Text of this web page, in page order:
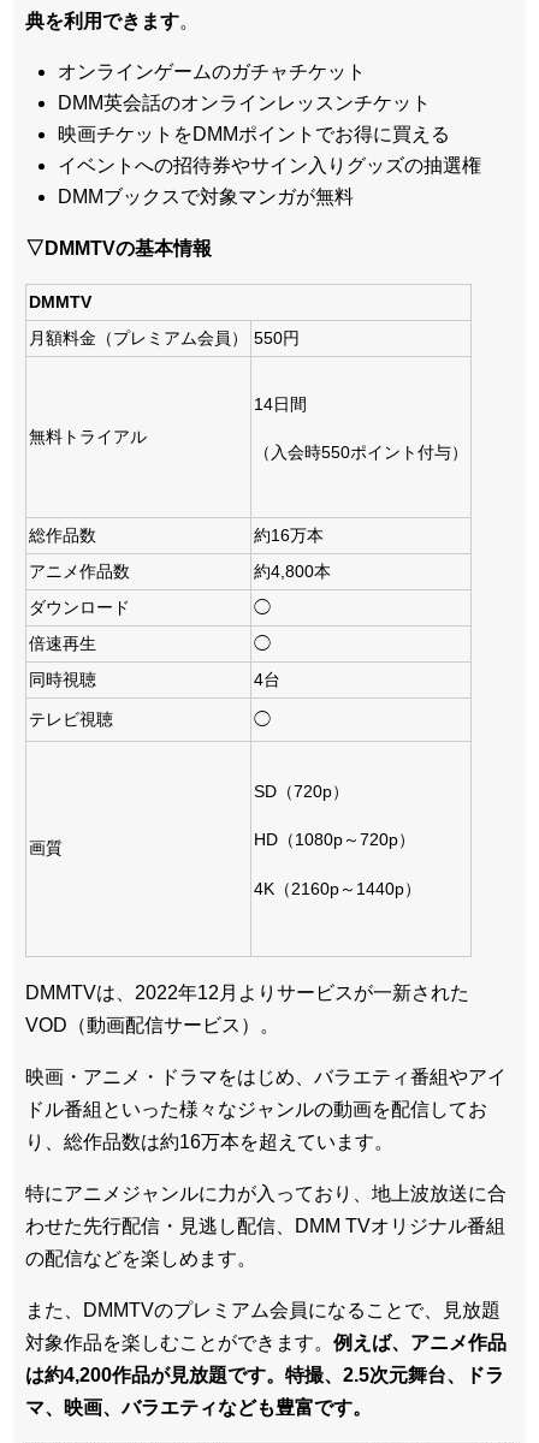
典を利用できます。
オンラインゲームのガチャチケット
DMM英会話のオンラインレッスンチケット
映画チケットをDMMポイントでお得に買える
イベントへの招待券やサイン入りグッズの抽選権
DMMブックスで対象マンガが無料
▽DMMTVの基本情報
DMMTV
月額料金（プレミアム会員）
550円
無料トライアル
14日間
（入会時550ポイント付与）
総作品数
約16万本
アニメ作品数
約4,800本
ダウンロード
◯
倍速再生
◯
同時視聴
4台
テレビ視聴 ◯
画質
SD（720p）
HD（1080p～720p）
4K（2160p～1440p）
DMMTVは、2022年12月よりサービスが一新された
VOD（動画配信サービス）。
映画・アニメ・ドラマをはじめ、バラエティ番組やアイ
ドル番組といった様々なジャンルの動画を配信してお
り、総作品数は約16万本を超えています。
特にアニメジャンルに力が入っており、地上波放送に合
わせた先行配信・見逃し配信、DMM TVオリジナル番組
の配信などを楽しめます。
また、DMMTVのプレミアム会員になることで、見放題
対象作品を楽しむことができます。 例えば、アニメ作品
は約4,200作品が見放題です。特撮、2.5次元舞台、ドラ
マ、映画、バラエティなども豊富です。